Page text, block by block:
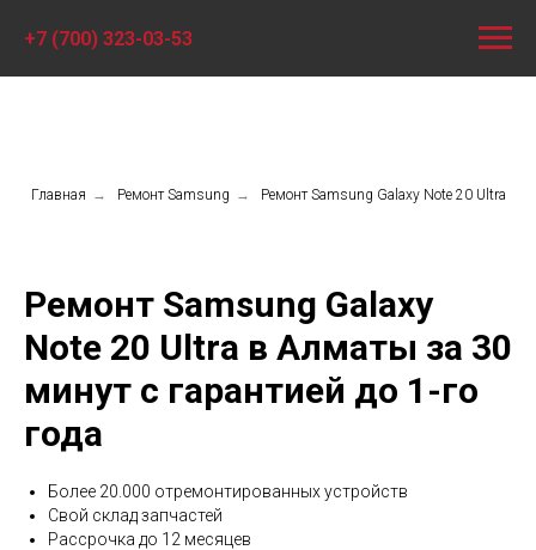
+7 (700) 323-03-53
Главная → Ремонт Samsung → Ремонт Samsung Galaxy Note 20 Ultra
Ремонт Samsung Galaxy
Note 20 Ultra в Алматы за 30
минут с гарантией до 1-го
года
Более 20.000 отремонтированных устройств
Свой склад запчастей
Рассрочка до 12 месяцев